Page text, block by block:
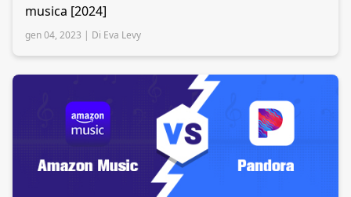
musica [2024]
gen 04, 2023 | Di Eva Levy